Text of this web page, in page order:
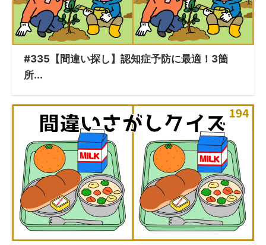
#335【間違い探し】認知症予防に最適！3箇
所...